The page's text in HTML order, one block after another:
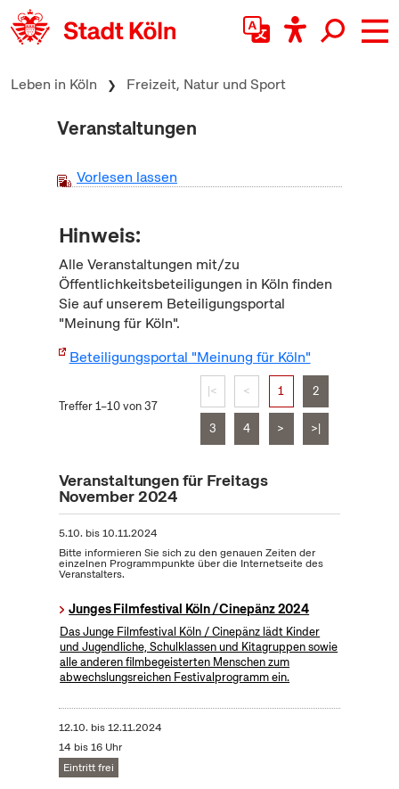
zum Inhalt springen
Leben in Köln Freizeit, Natur und Sport
Veranstaltungen
Vorlesen lassen
Hinweis:
Alle Veranstaltungen mit/zu
Öffentlichkeitsbeteiligungen in Köln finden
Sie auf unserem Beteiligungsportal
"Meinung für Köln".
Beteiligungsportal "Meinung für Köln"
Treffer 1–10 von 37
|< < 1 2
3 4 > >|
Veranstaltungen für Freitags
November 2024
5.10. bis10.11.2024
Bitte informieren Sie sich zu den genauen Zeiten der
einzelnen Programmpunkte über die Internetseite des
Veranstalters.
Junges Filmfestival Köln / Cinepänz 2024
Das Junge Filmfestival Köln / Cinepänz lädt Kinder
und Jugendliche, Schulklassen und Kitagruppen sowie
alle anderen filmbegeisterten Menschen zum
abwechslungsreichen Festivalprogramm ein.
12.10. bis12.11.2024
14 bis 16 Uhr
Eintritt frei